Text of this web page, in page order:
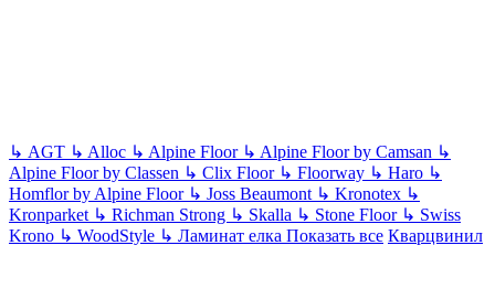
↳ AGT ↳ Alloc ↳ Alpine Floor ↳ Alpine Floor by Camsan ↳
Alpine Floor by Classen ↳ Clix Floor ↳ Floorway ↳ Haro ↳
Homflor by Alpine Floor ↳ Joss Beaumont ↳ Kronotex ↳
Kronparket ↳ Richman Strong ↳ Skalla ↳ Stone Floor ↳ Swiss
Krono ↳ WoodStyle ↳ Ламинат елка Показать все Кварцвинил